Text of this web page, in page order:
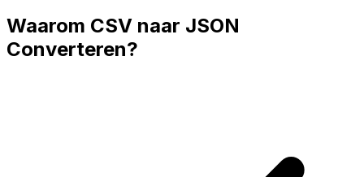
Waarom CSV naar JSON
Converteren?